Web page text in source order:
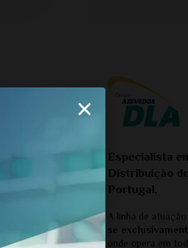
×
a
e as
melhor
Especialista
Distribuição
Portugal.
A linha de
se
onde opera em